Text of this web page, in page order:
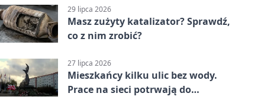
29 lipca 2026
Masz zużyty katalizator? Sprawdź,
co z nim zrobić?
27 lipca 2026
Mieszkańcy kilku ulic bez wody.
Prace na sieci potrwają do